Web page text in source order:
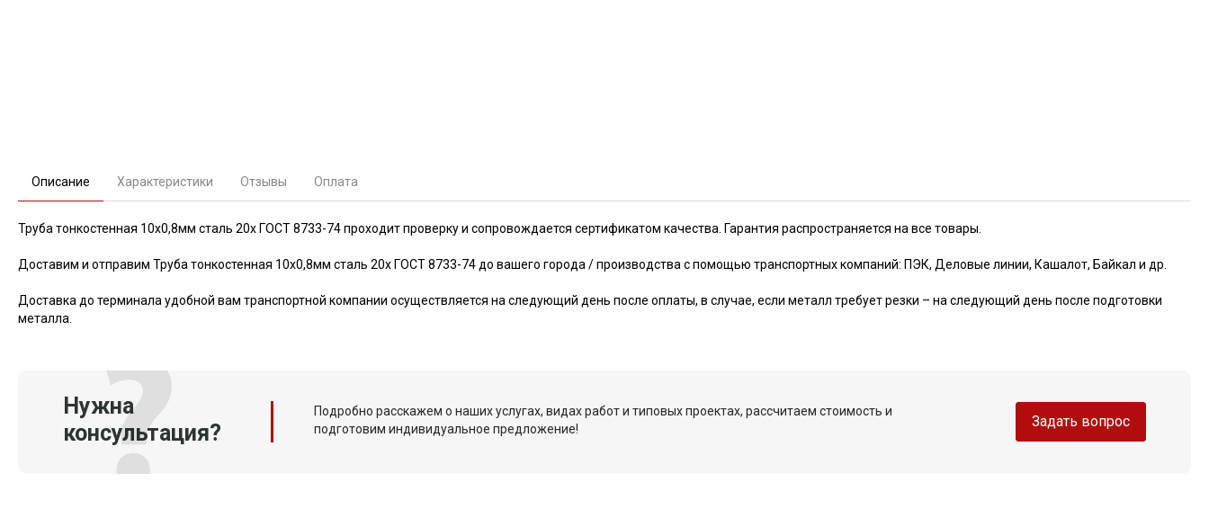
Описание Характеристики Отзывы Оплата
Труба тонкостенная 10х0,8мм сталь 20х ГОСТ 8733-74 проходит проверку и сопровождается сертификатом качества. Гарантия распространяется на все товары.
Доставим и отправим Труба тонкостенная 10х0,8мм сталь 20х ГОСТ 8733-74 до вашего города / производства с помощью транспортных компаний: ПЭК, Деловые линии, Кашалот, Байкал и др.
Доставка до терминала удобной вам транспортной компании осуществляется на следующий день после оплаты, в случае, если металл требует резки – на следующий день после подготовки
металла.
Нужна
консультация?
Подробно расскажем о наших услугах, видах работ и типовых проектах, рассчитаем стоимость и
подготовим индивидуальное предложение!
Задать вопрос